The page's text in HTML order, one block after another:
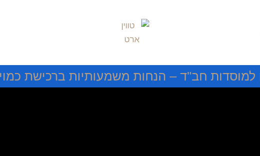
למוסדות חב"ד – הנחות משמעותיות ברכישת